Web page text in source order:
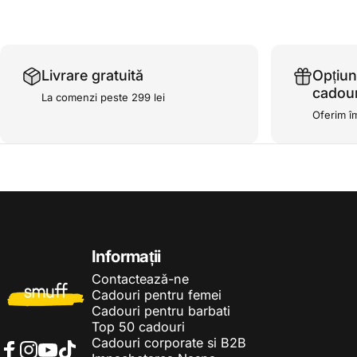
Livrare gratuită
La comenzi peste 299 lei
Oferim
Informații
Contactează-ne
Cadouri pentru femei
Cadouri pentru barbati
Top 50 cadouri
Cadouri corporate si B2B